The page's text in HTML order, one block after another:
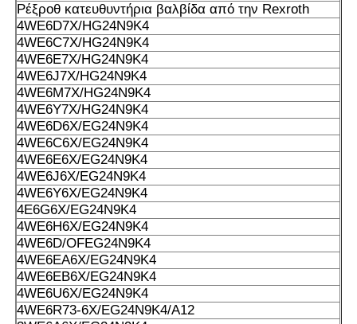
Ρέξροθ κατευθυντήρια βαλβίδα από την Rexroth
4WE6D7X/HG24N9K4
4WE6C7X/HG24N9K4
4WE6E7X/HG24N9K4
4WE6J7X/HG24N9K4
4WE6M7X/HG24N9K4
4WE6Y7X/HG24N9K4
4WE6D6X/EG24N9K4
4WE6C6X/EG24N9K4
4WE6E6X/EG24N9K4
4WE6J6X/EG24N9K4
4WE6Y6X/EG24N9K4
4E6G6X/EG24N9K4
4WE6H6X/EG24N9K4
4WE6D/OFEG24N9K4
4WE6EA6X/EG24N9K4
4WE6EB6X/EG24N9K4
4WE6U6X/EG24N9K4
4WE6R73-6X/EG24N9K4/A12